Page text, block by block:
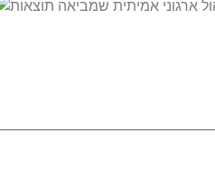
ארגוני אמיתית שמביאה תוצאות